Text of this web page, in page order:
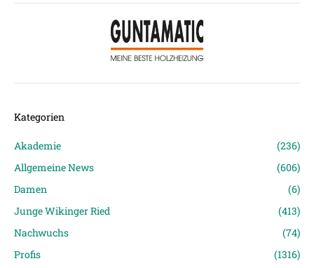
Kategorien
Akademie
(236)
Allgemeine News
(606)
Damen
(6)
Junge Wikinger Ried
(413)
Nachwuchs
(74)
Profis
(1316)